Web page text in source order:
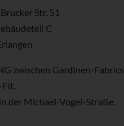
Str. 51
C
zwischen Gardinen-Fabrics
der Michael-Vogel-Straße.